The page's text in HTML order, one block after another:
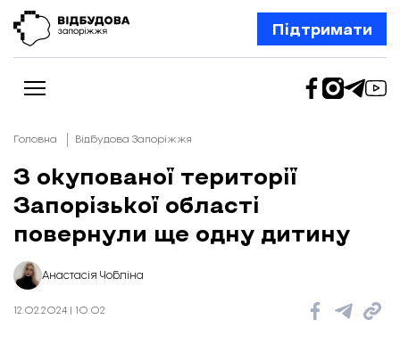
Підтримати
Новини
Відбудова Запоріжжя
Ексклюзив
Шлях додому
Відбудова. Життя
Про нас
Головна Відбудова Запоріжжя
З окупованої території
Запорізької області
повернули ще одну дитину
Анастасія Чобліна
12.02.2024 | 10:02